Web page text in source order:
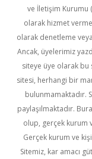
ve İletişim Kurumu
olarak hizmet
olarak denetleme
Ancak, üyelerimiz
siteye üye olarak bu
sitesi, herhangi bir
bulunmamaktadır.
paylaşılmaktadır.
olup, gerçek kurum
Gerçek kurum ve
Sitemiz, kar amacı